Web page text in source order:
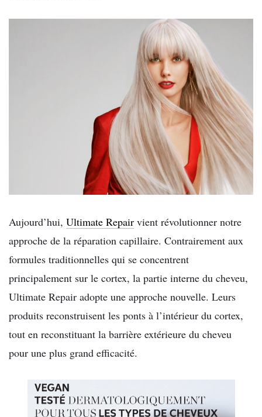
Aujourd’hui, Ultimate Repair vient révolutionner notre
approche de la réparation capillaire. Contrairement aux
formules traditionnelles qui se concentrent
principalement sur le cortex, la partie interne du cheveu,
Ultimate Repair adopte une approche nouvelle. Leurs
produits reconstruisent les ponts à l’intérieur du cortex,
tout en reconstituant la barrière extérieure du cheveu
pour une plus grand efficacité.